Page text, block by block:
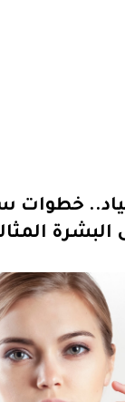
خطوات
البشرة